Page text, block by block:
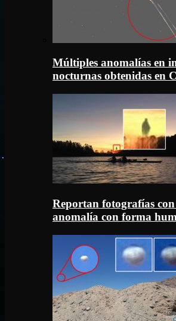
Múltiples anomalías en
nocturnas obtenidas en
Reportan fotografías
anomalía con forma